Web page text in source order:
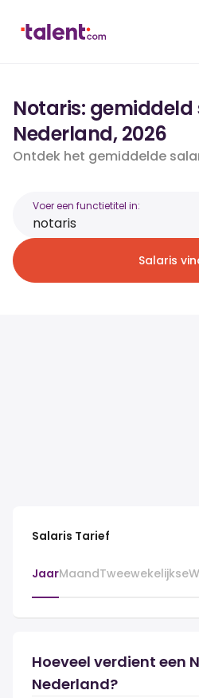
Notaris: gemiddeld
Nederland, 2026
Ontdek het gemiddelde
Voer een functietitel in:
Salaris
Salaris Tarief
JaarMaandTweewekelijkse
Hoeveel verdient een
Nederland?